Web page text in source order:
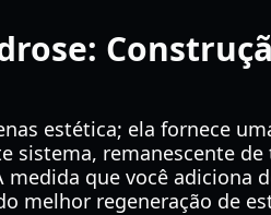
estética; ela fornece
sistema, remanescente
que você adiciona
melhor regeneração de